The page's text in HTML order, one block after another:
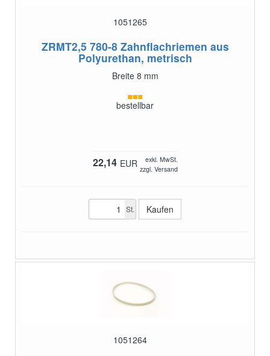
1051265
ZRMT2,5 780-8 Zahnflachriemen aus
Polyurethan, metrisch
Breite 8 mm
bestellbar
22,14 EUR
exkl. MwSt.
zzgl. Versand
St.
1051264